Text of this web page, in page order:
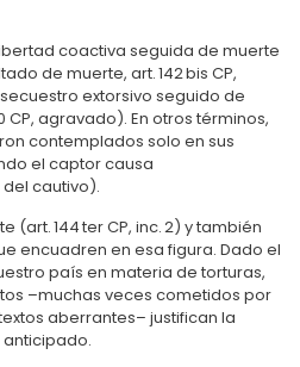
coactiva seguida de muerte
de muerte, art. 142 bis CP,
extorsivo seguido de
CP, agravado). En otros términos,
contemplados solo en sus
el captor causa
cautivo).
(art. 144 ter CP, inc. 2) y también
encuadren en esa figura. Dado el
país en materia de torturas,
–muchas veces cometidos por
aberrantes– justifican la